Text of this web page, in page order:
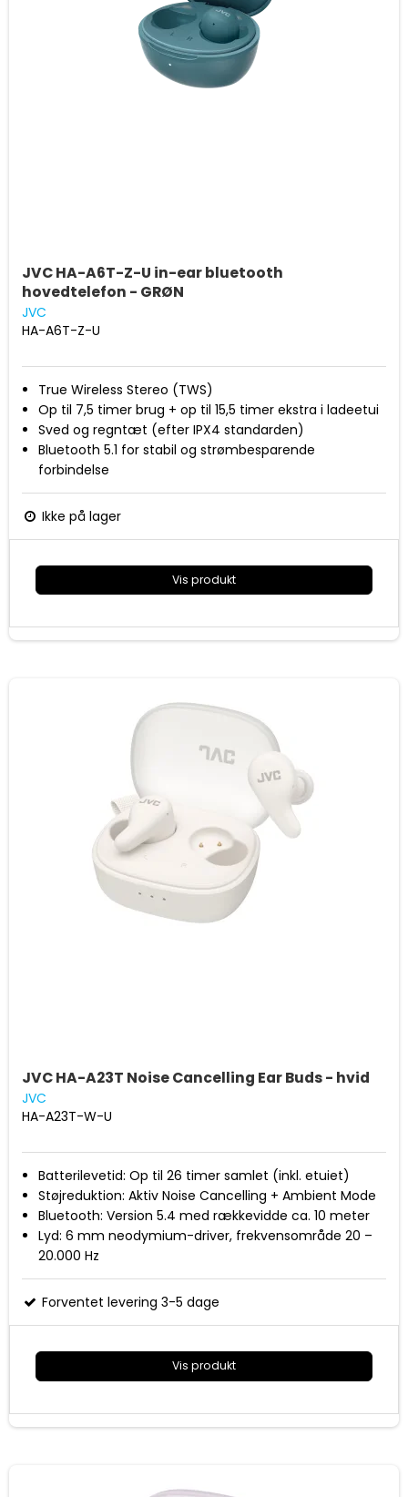
JVC HA-A6T-Z-U in-ear bluetooth
hovedtelefon - GRØN
JVC
HA-A6T-Z-U
True Wireless Stereo (TWS)
Op til 7,5 timer brug + op til 15,5 timer ekstra i ladeetui
Sved og regntæt (efter IPX4 standarden)
Bluetooth 5.1 for stabil og strømbesparende
forbindelse
Indbygget mikrofon til håndfri taleopkald
3 lydindstillinger (Normal/bas/klar)
Ladeetui og silikone ørestykker i lille/mellem/stor
Ikke på lager
Vis produkt
JVC HA-A23T Noise Cancelling Ear Buds - hvid
JVC
HA-A23T-W-U
Batterilevetid: Op til 26 timer samlet (inkl. etuiet)
Støjreduktion: Aktiv Noise Cancelling + Ambient Mode
Bluetooth: Version 5.4 med rækkevidde ca. 10 meter
Lyd: 6 mm neodymium-driver, frekvensområde 20 –
20.000 Hz
Funktioner: Lav latenstid (low-latency mode), touch-
kontrol, USB‑C opladning, automatisk tænd/sluk
Forventet levering 3-5 dage
Vis produkt